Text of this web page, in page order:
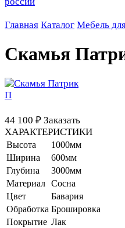
Главная Каталог Мебель
Скамья
44 100 ₽ Заказать
ХАРАКТЕРИСТИКИ
Высота
1000мм
Ширина
600мм
Глубина
3000мм
Материал Сосна
Цвет
Бавария
Обработка Брошировка
Покрытие Лак